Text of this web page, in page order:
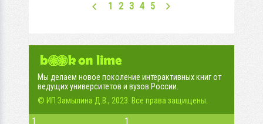
1 2 3 4 5
Мы делаем новое поколение интерактивных книг от
ведущих университетов и вузов России.
© ИП Замылина Д.В., 2023. Все права защищены.
1 1